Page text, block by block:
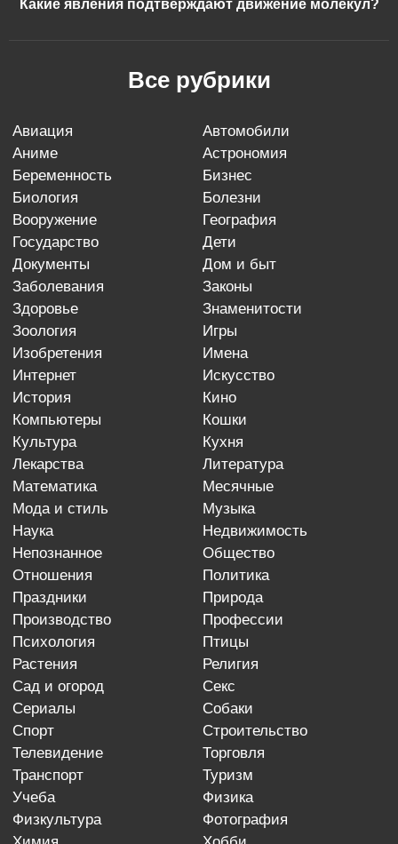
Какие явления подтверждают движение молекул?
Все рубрики
авиация
автомобили
аниме
астрономия
беременность
бизнес
биология
болезни
вооружение
география
государство
дети
документы
дом и быт
заболевания
законы
здоровье
знаменитости
зоология
игры
изобретения
имена
интернет
искусство
история
кино
компьютеры
кошки
культура
кухня
лекарства
литература
математика
месячные
мода и стиль
музыка
наука
недвижимость
непознанное
общество
отношения
политика
праздники
природа
производство
профессии
психология
птицы
растения
религия
сад и огород
секс
сериалы
собаки
спорт
строительство
телевидение
торговля
транспорт
туризм
учеба
физика
физкультура
фотография